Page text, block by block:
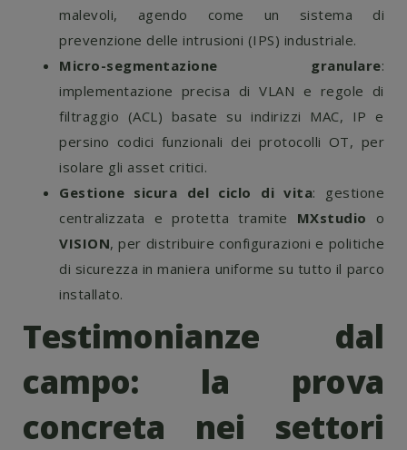
malevoli, agendo come un sistema di
prevenzione delle intrusioni (IPS) industriale.
Micro-segmentazione granulare:
implementazione precisa di VLAN e regole di
filtraggio (ACL) basate su indirizzi MAC, IP e
persino codici funzionali dei protocolli OT, per
isolare gli asset critici.
Gestione sicura del ciclo di vita: gestione
centralizzata e protetta tramite MXstudio o
VISION, per distribuire configurazioni e politiche
di sicurezza in maniera uniforme su tutto il parco
installato.
Testimonianze dal
campo: la prova
concreta nei settori